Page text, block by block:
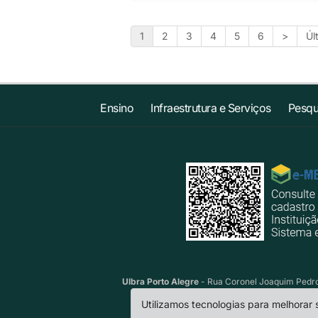
1 2 3 4 5 6 >
Ensino Infraestrutura e Serviços
Ulbra Porto Alegre- Rua Coronel Joaquim
Utilizamos tecnologias para